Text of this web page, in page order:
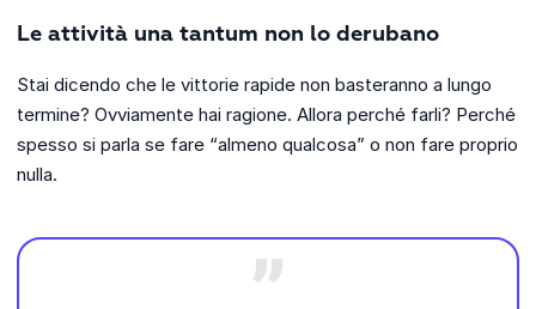
Le attività una tantum non lo derubano
Stai dicendo che le vittorie rapide non basteranno a lungo
termine? Ovviamente hai ragione. Allora perché farli? Perché
spesso si parla se fare “almeno qualcosa” o non fare proprio
nulla.